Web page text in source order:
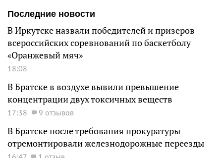
Последние новости
В Иркутске назвали победителей и призеров
всероссийских соревнований по баскетболу
«Оранжевый мяч»
18:08
В Братске в воздухе вывили превышение
концентрации двух токсичных веществ
17:38 9 отзывов
В Братске после требования прокуратуры
отремонтировали железнодорожные переезды